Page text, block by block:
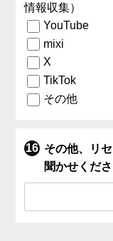
情報収集）
YouTube
mixi
X
TikTok
その他
その他、リ
聞かせくだ